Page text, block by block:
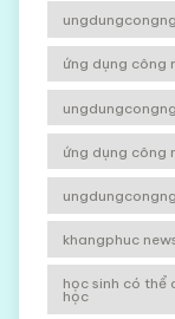
ứng dụng công
ứng dụng công
khangphuc
học sinh có thể
học